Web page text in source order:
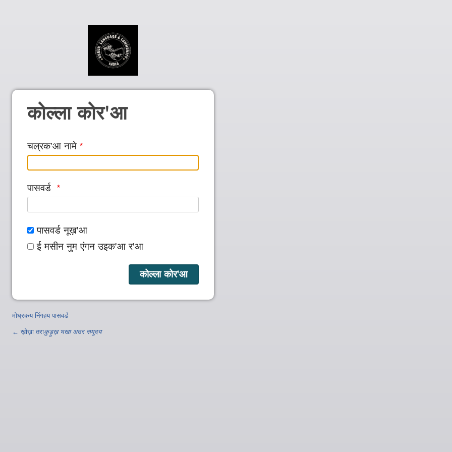
कोल्ला कोर'आ
चल्रक'आ नामे
पासवर्ड
पासवर्ड नूख़'आ
ई मसीन नुम एंगन उइक'आ र'आ
मोध्रकय निंगहय पासवर्ड
← ख़ोख़ा तराकुड़ुख़ भखा अउर समुदय